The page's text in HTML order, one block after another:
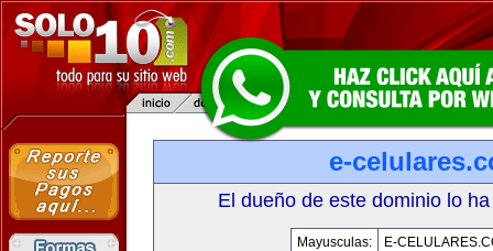
e-
El dueño de este dominio lo
Mayusculas:
E-